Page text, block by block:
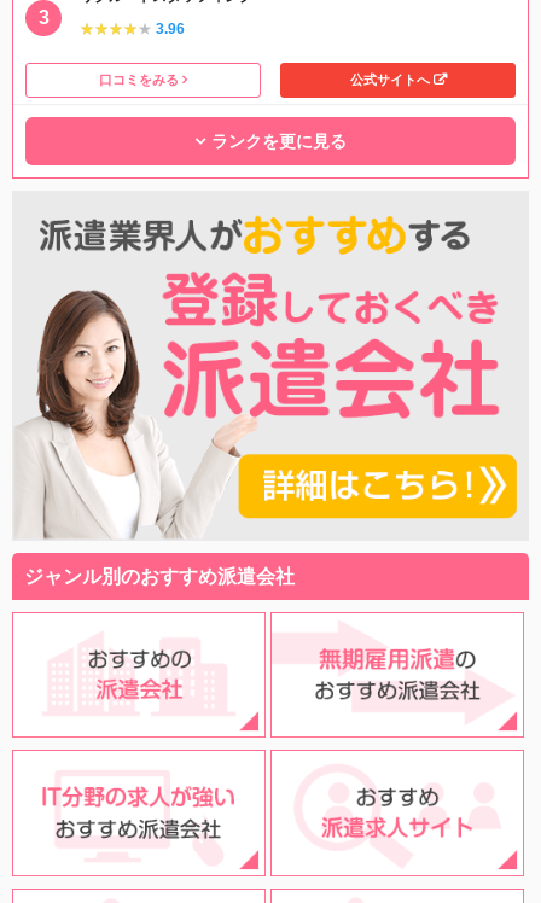
★★★★★
★★★★★ 3.96
口コミをみる 公式サイトへ
ランクを更に見る
ジャンル別のおすすめ派遣会社